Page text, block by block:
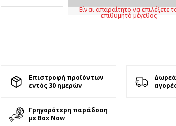
Είναι απαραίτητο να επιλέξετε
επιθυμητό μέγεθος
Επιστροφή προϊόντων
εντός 30 ημερών
Γρηγορότερη παράδοση
με Box Now